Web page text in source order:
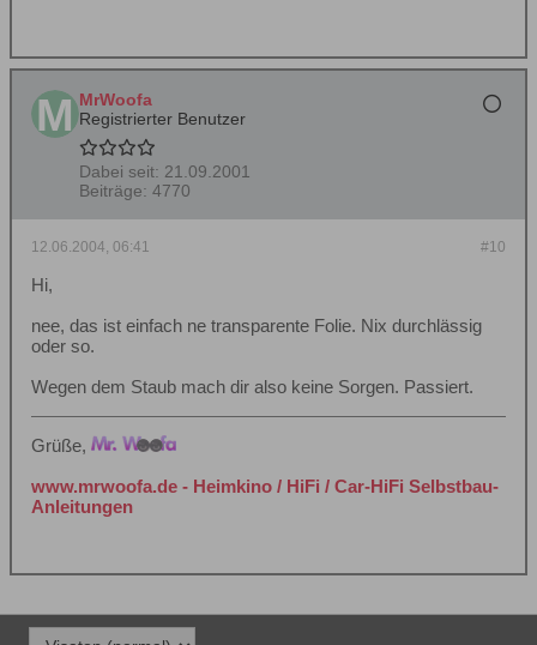
MrWoofa
Registrierter Benutzer
Dabei seit: 21.09.2001
Beiträge: 4770
#10
12.06.2004, 06:41
Hi,
nee, das ist einfach ne transparente Folie. Nix durchlässig
oder so.
Wegen dem Staub mach dir also keine Sorgen. Passiert.
Grüße,
www.mrwoofa.de - Heimkino / HiFi / Car-HiFi Selbstbau-
Anleitungen